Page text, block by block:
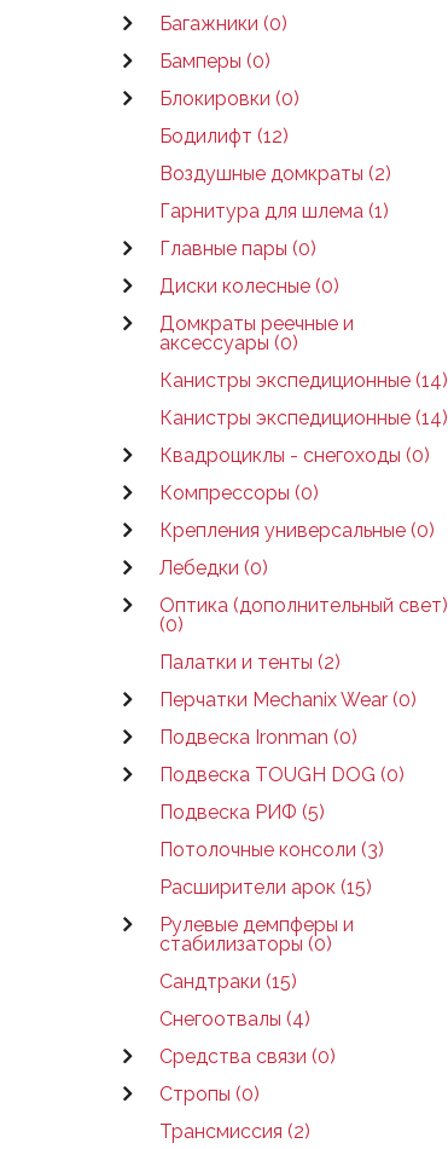
Багажники (0)
Бамперы (0)
Блокировки (0)
Бодилифт (12)
Воздушные домкраты (2)
Гарнитура для шлема (1)
Главные пары (0)
Диски колесные (0)
Домкраты реечные и
аксессуары (0)
Канистры экспедиционные (14)
Канистры экспедиционные (14)
Квадроциклы - снегоходы (0)
Компрессоры (0)
Крепления универсальные (0)
Лебедки (0)
Оптика (дополнительный свет)
(0)
Палатки и тенты (2)
Перчатки Mechanix Wear (0)
Подвеска Ironman (0)
Подвеска TOUGH DOG (0)
Подвеска РИФ (5)
Потолочные консоли (3)
Расширители арок (15)
Рулевые демпферы и
стабилизаторы (0)
Сандтраки (15)
Снегоотвалы (4)
Средства связи (0)
Стропы (0)
Трансмиссия (2)